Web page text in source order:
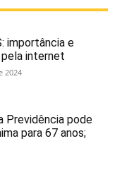
importância e
internet
2024
Previdência pode
para 67 anos;